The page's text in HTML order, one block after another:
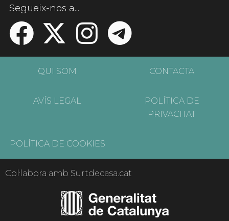
Segueix-nos a...
QUI SOM CONTACTA
AVÍS LEGAL
POLÍTICA DE
PRIVACITAT
POLÍTICA DE COOKIES
Col·labora amb Surtdecasa.cat